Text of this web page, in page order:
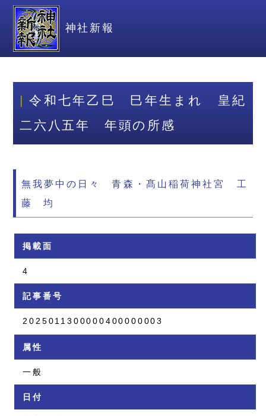
神社新報
令和七年乙巳 巳年生まれ 皇紀
二六八五年 年頭の所感
無我夢中の日々 青森・髙山稲荷神社宮 工
藤 均
掲載面
4
記事番号
2025011300000400000003
属性
一般
日付